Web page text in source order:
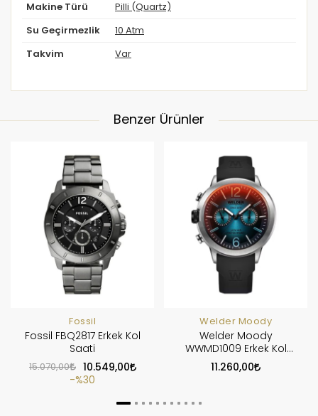
Makine Türü Pilli (Quartz)
Su Geçirmezlik 10 Atm
Takvim Var
Benzer Ürünler
Fossil
Fossil FBQ2817 Erkek Kol
Saati
15.070,00
10.549,00
%30
Welder Moody
Welder Moody
WWMD1009 Erkek Kol
Saati
11.260,00